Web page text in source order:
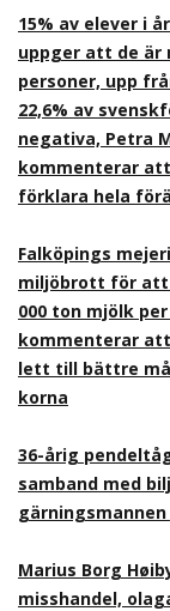
15% av elever i
uppger att de
personer, upp
22,6% av
negativa, Petra
kommenterar
förklara hela
Falköpings
miljöbrott för att
000 ton mjölk
kommenterar
lett till bättre
korna
36-årig
samband med
Marius Borg
misshandel,